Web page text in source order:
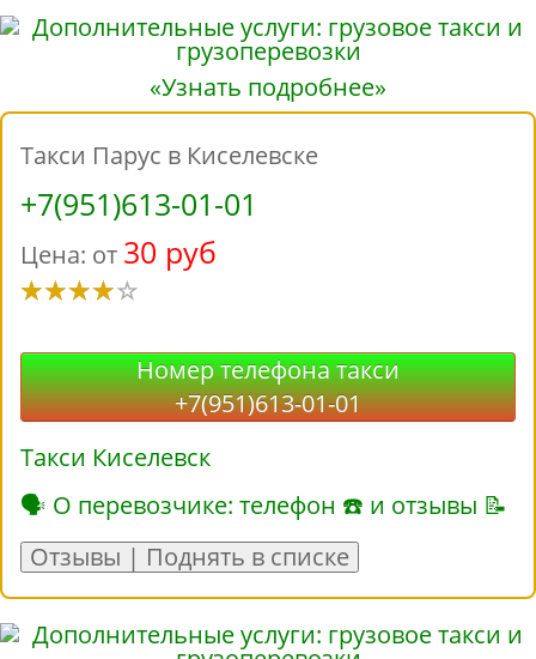
«Узнать подробнее»
Такси Парус в Киселевске
+7(951)613-01-01
Цена: от 30 руб
Номер телефона такси
+7(951)613-01-01
Такси Киселевск
🗣 О перевозчике: телефон ☎ и отзывы 📝
Отзывы | Поднять в списке